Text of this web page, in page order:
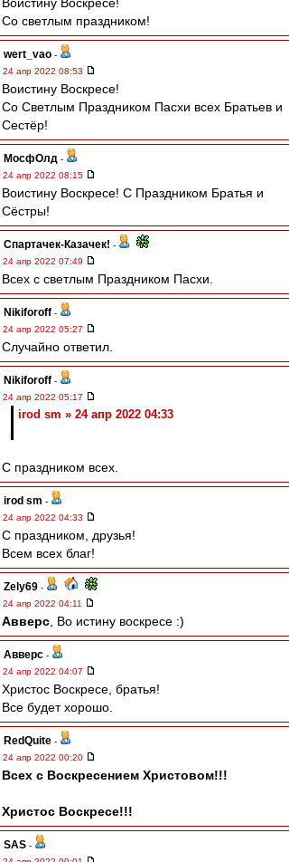
Со светлым праздником!
wert_vao -
24 апр 2022 08:53
Воистину Воскресе!
Со Светлым Праздником Пасхи всех Братьев и
Сестёр!
МосфОлд -
24 апр 2022 08:15
Воистину Воскресе! С Праздником Братья и
Сёстры!
Спартачек-Казачек! -
24 апр 2022 07:49
Всех с светлым Праздником Пасхи.
Nikiforoff -
24 апр 2022 05:27
Случайно ответил.
Nikiforoff -
24 апр 2022 05:17
irod sm » 24 апр 2022 04:33
С праздником всех.
irod sm -
24 апр 2022 04:33
С праздником, друзья!
Всем всех благ!
Zely69 -
24 апр 2022 04:11
Авверс , Во истину воскресе :)
Авверс -
24 апр 2022 04:07
Христос Воскресе, братья!
Все будет хорошо.
RedQuite -
24 апр 2022 00:20
Всех с Воскресением Христовом!!!
Христос Воскресе!!!
SAS -